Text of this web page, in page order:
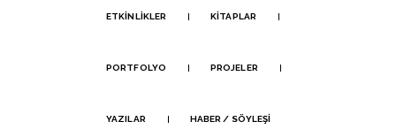
ETKINLIKLER KITAPLAR
PORTFOLYO PROJELER
YAZILAR HABER / SÖYLEŞI